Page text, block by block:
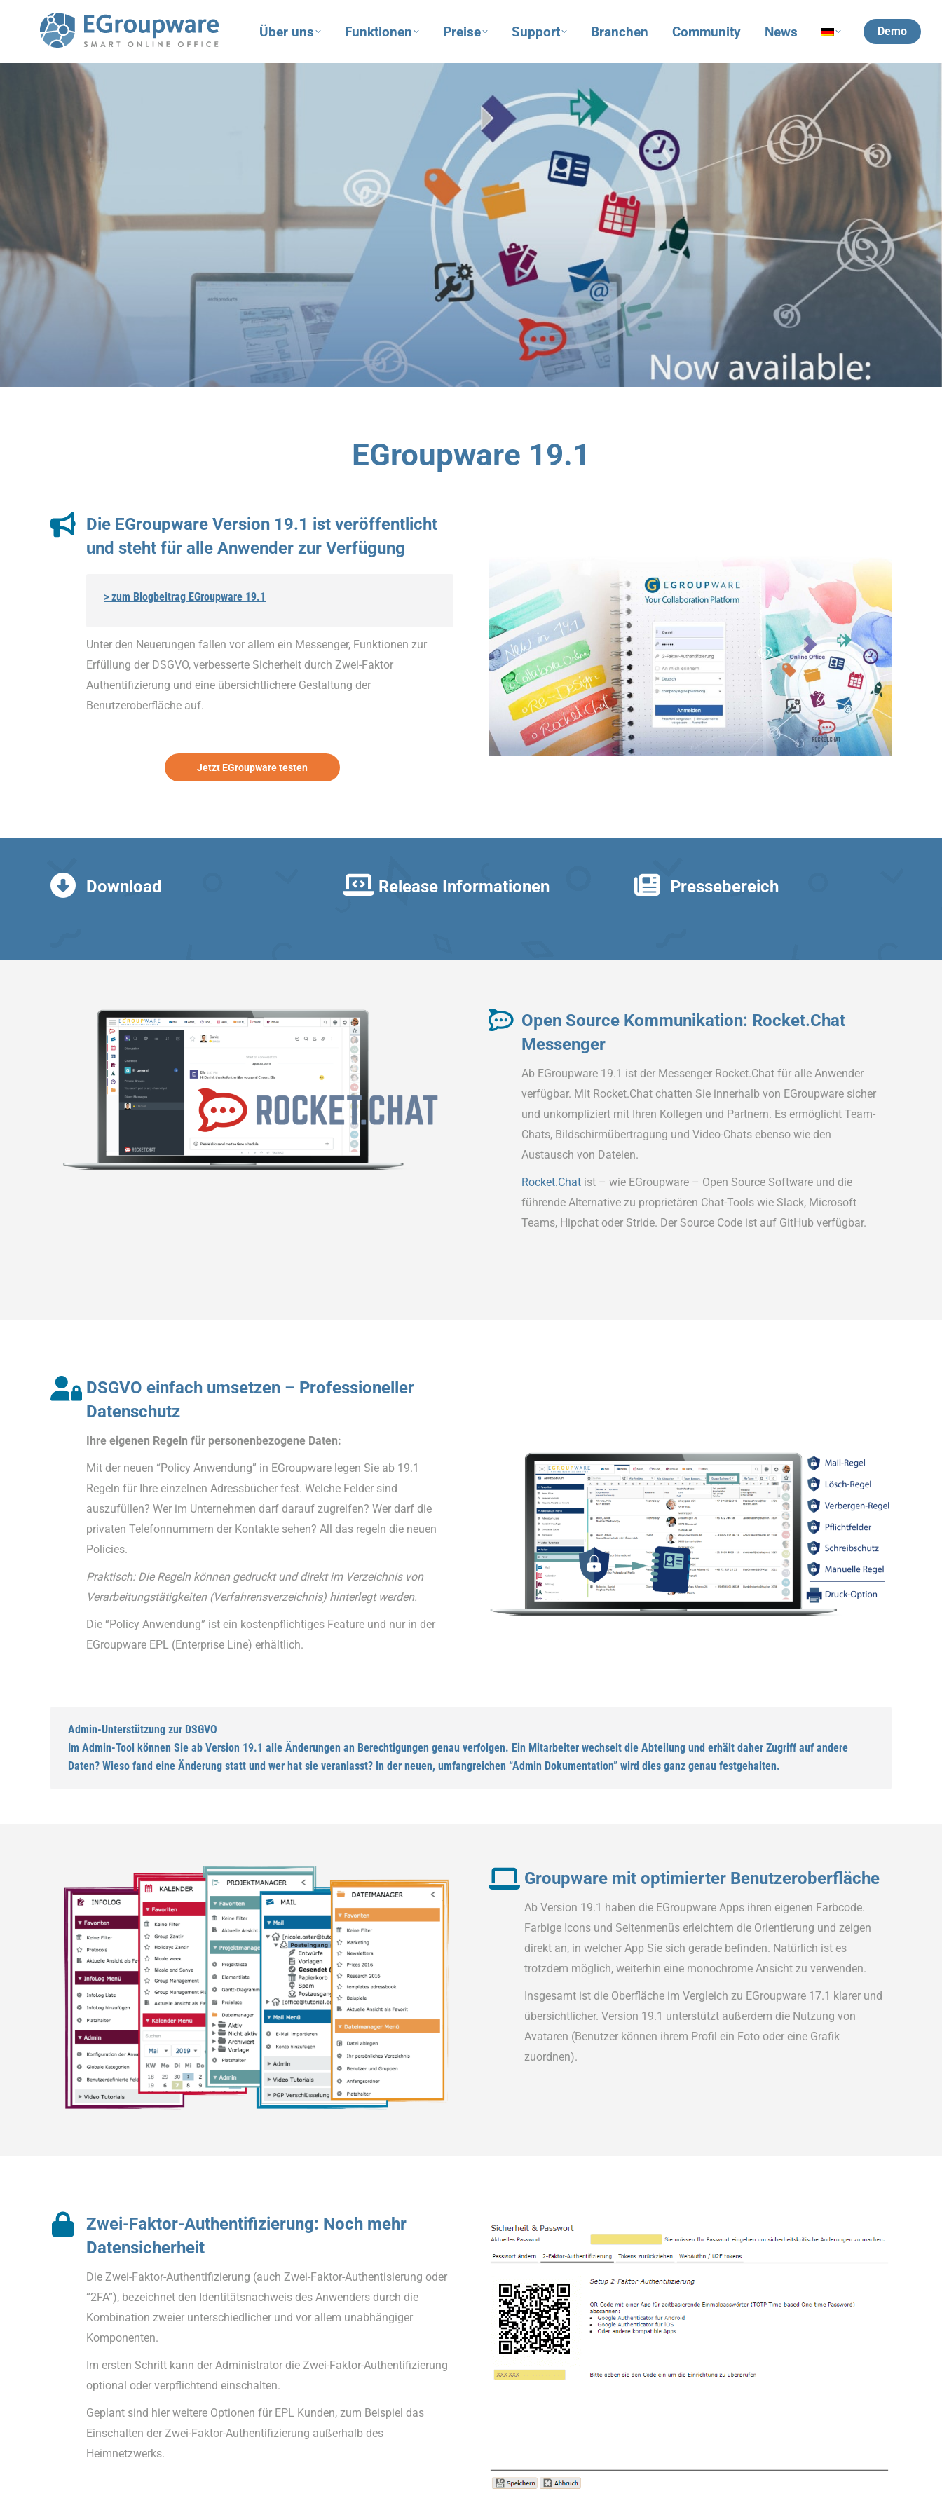
Über uns Funktionen Preise Support Branchen Community News Demo
EGroupware 19.1
Die EGroupware Version 19.1 ist veröffentlicht
und steht für alle Anwender zur Verfügung
> zum Blogbeitrag EGroupware 19.1
Unter den Neuerungen fallen vor allem ein Messenger, Funktionen zur
Erfüllung der DSGVO, verbesserte Sicherheit durch Zwei-Faktor
Authentifizierung und eine übersichtlichere Gestaltung der
Benutzeroberfläche auf.
Jetzt EGroupware testen
Download Release Informationen Pressebereich
Open Source Kommunikation: Rocket.Chat
Messenger
Ab EGroupware 19.1 ist der Messenger Rocket.Chat für alle Anwender
verfügbar. Mit Rocket.Chat chatten Sie innerhalb von EGroupware sicher
und unkompliziert mit Ihren Kollegen und Partnern. Es ermöglicht Team-
Chats, Bildschirmübertragung und Video-Chats ebenso wie den
Austausch von Dateien.
Rocket.Chat ist – wie EGroupware – Open Source Software und die
führende Alternative zu proprietären Chat-Tools wie Slack, Microsoft
Teams, Hipchat oder Stride. Der Source Code ist auf GitHub verfügbar.
DSGVO einfach umsetzen – Professioneller
Datenschutz
Ihre eigenen Regeln für personenbezogene Daten:
Mit der neuen “Policy Anwendung” in EGroupware legen Sie ab 19.1
Regeln für Ihre einzelnen Adressbücher fest. Welche Felder sind
auszufüllen? Wer im Unternehmen darf darauf zugreifen? Wer darf die
privaten Telefonnummern der Kontakte sehen? All das regeln die neuen
Policies.
Praktisch: Die Regeln können gedruckt und direkt im Verzeichnis von
Verarbeitungstätigkeiten (Verfahrensverzeichnis) hinterlegt werden.
Die “Policy Anwendung” ist ein kostenpflichtiges Feature und nur in der
EGroupware EPL (Enterprise Line) erhältlich.
Admin-Unterstützung zur DSGVO
Im Admin-Tool können Sie ab Version 19.1 alle Änderungen an Berechtigungen genau verfolgen. Ein Mitarbeiter wechselt die Abteilung und erhält daher Zugriff auf andere
Daten? Wieso fand eine Änderung statt und wer hat sie veranlasst? In der neuen, umfangreichen “Admin Dokumentation” wird dies ganz genau festgehalten.
Groupware mit optimierter Benutzeroberfläche
Ab Version 19.1 haben die EGroupware Apps ihren eigenen Farbcode.
Farbige Icons und Seitenmenüs erleichtern die Orientierung und zeigen
direkt an, in welcher App Sie sich gerade befinden. Natürlich ist es
trotzdem möglich, weiterhin eine monochrome Ansicht zu verwenden.
Insgesamt ist die Oberfläche im Vergleich zu EGroupware 17.1 klarer und
übersichtlicher. Version 19.1 unterstützt außerdem die Nutzung von
Avataren (Benutzer können ihrem Profil ein Foto oder eine Grafik
zuordnen).
Zwei-Faktor-Authentifizierung: Noch mehr
Datensicherheit
Die Zwei-Faktor-Authentifizierung (auch Zwei-Faktor-Authentisierung oder
“2FA”), bezeichnet den Identitätsnachweis des Anwenders durch die
Kombination zweier unterschiedlicher und vor allem unabhängiger
Komponenten.
Im ersten Schritt kann der Administrator die Zwei-Faktor-Authentifizierung
optional oder verpflichtend einschalten.
Geplant sind hier weitere Optionen für EPL Kunden, zum Beispiel das
Einschalten der Zwei-Faktor-Authentifizierung außerhalb des
Heimnetzwerks.